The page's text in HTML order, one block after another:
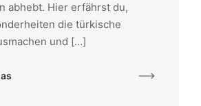
abhebt. Hier erfährst du,
die türkische
und […]